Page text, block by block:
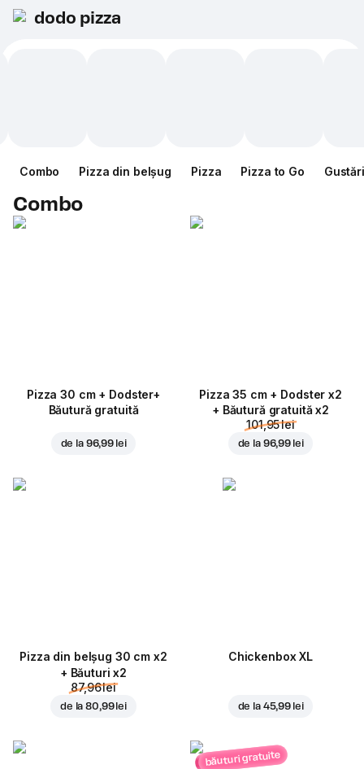
dodo pizza
Combo Pizza din belșug Pizza Pizza to Go Gustări
Combo
Pizza 30 cm + Dodster+
Băutură gratuită
de la 96,99 lei
Pizza 35 cm + Dodster x2
+ Băutură gratuită x2
101,95 lei
de la 96,99 lei
Pizza din belșug 30 cm x2
+ Băuturi x2
87,96 lei
de la80,99 lei
Chickenbox XL
de la 45,99 lei
băuturi gratuite